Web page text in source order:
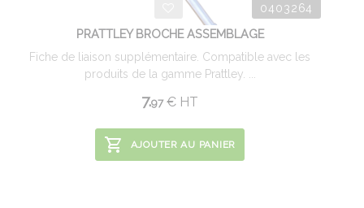
0403264
PRATTLEY BROCHE ASSEMBLAGE
Fiche de liaison supplémentaire. Compatible avec les
produits de la gamme Prattley. ...
7.97 € HT
AJOUTER AU PANIER